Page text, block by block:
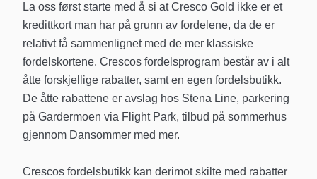
La oss først starte med å si at Cresco Gold ikke er et
kredittkort man har på grunn av fordelene, da de er
relativt få sammenlignet med de mer klassiske
fordelskortene. Crescos fordelsprogram består av i alt
åtte forskjellige rabatter, samt en egen fordelsbutikk.
De åtte rabattene er avslag hos Stena Line, parkering
på Gardermoen via Flight Park, tilbud på sommerhus
gjennom Dansommer med mer.
Crescos fordelsbutikk kan derimot skilte med rabatter